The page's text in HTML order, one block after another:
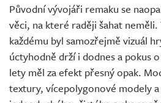
Původní vývojáři remaku se
věci, na které raději šahat
každému byl samozřejmě vizuál
úctyhodně drží i dodnes a pokus
lety měl za efekt přesný opak.
textury, vícepolygonové modely